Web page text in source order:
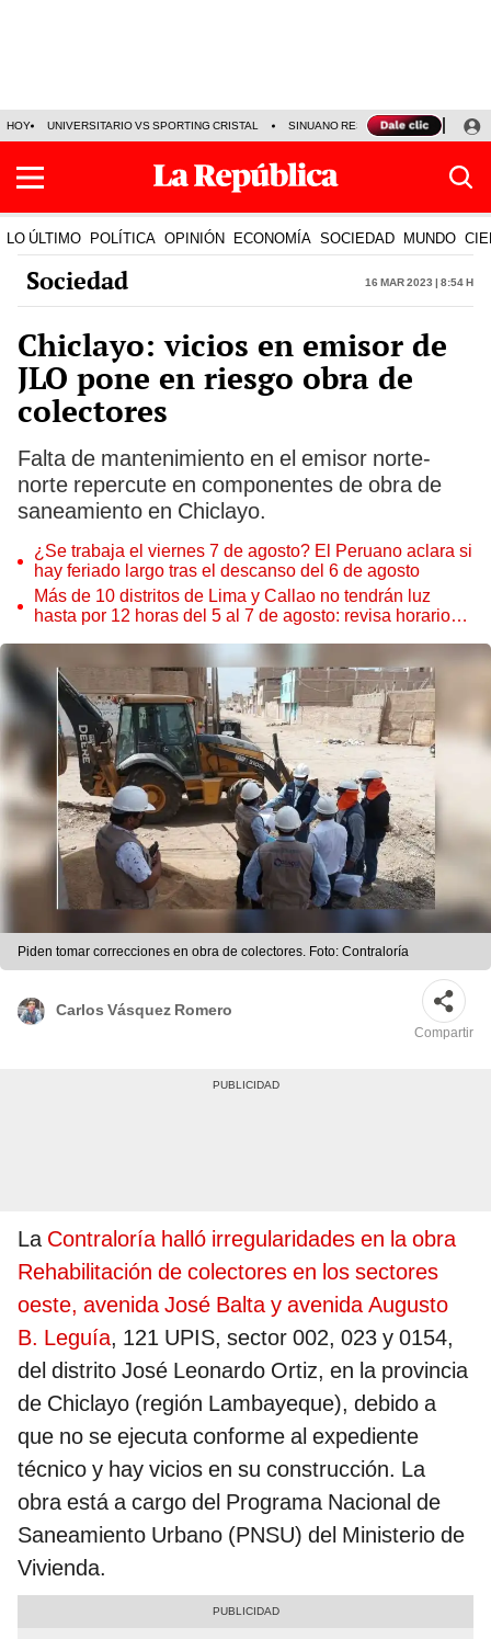
HOY UNIVERSITARIO VS SPORTING CRISTAL SINUANO RESULTADOS HOY
LO ÚLTIMO POLÍTICA OPINIÓN ECONOMÍA SOCIEDAD MUNDO
Sociedad 16 Mar 2023 | 8:54 h
Chiclayo: vicios en emisor de
JLO pone en riesgo obra de
colectores
Falta de mantenimiento en el emisor norte-
norte repercute en componentes de obra de
saneamiento en Chiclayo.
¿Se trabaja el viernes 7 de agosto? El Peruano aclara si
hay feriado largo tras el descanso del 6 de agosto
Más de 10 distritos de Lima y Callao no tendrán luz
hasta por 12 horas del 5 al 7 de agosto: revisa horarios y
Piden tomar correcciones en obra de colectores. Foto: Contraloría
Carlos Vásquez Romero
Compartir
La Contraloría halló irregularidades en la obra
Rehabilitación de colectores en los sectores
oeste, avenida José Balta y avenida Augusto
B. Leguía, 121 UPIS, sector 002, 023 y 0154,
del distrito José Leonardo Ortiz, en la provincia
de Chiclayo (región Lambayeque), debido a
que no se ejecuta conforme al expediente
técnico y hay vicios en su construcción. La
obra está a cargo del Programa Nacional de
Saneamiento Urbano (PNSU) del Ministerio de
Vivienda.